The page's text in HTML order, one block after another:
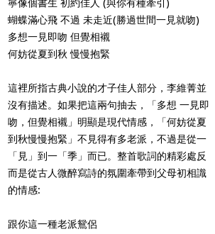
寧像個書生 初約佳人 (與你有種牽引)
蝴蝶滿心飛 不過 未走近(勝過世間一見就吻)
多想一見即吻 但覺相襯
何妨從夏到秋 慢慢抱緊
這裡所指古典小說的才子佳人部分，李維菁並
沒有描述。如果把這兩句抽去，「多想 一見即
吻，但覺相襯」明顯是現代情感，「何妨從夏
到秋慢慢抱緊」不見得有多老派，不過是從一
「見」到一「季」而已。整首歌詞的精彩處反
而是從古人微醉寫詩的氛圍牽帶到父母初相識
的情感:
跟你這一種老派鴛侶